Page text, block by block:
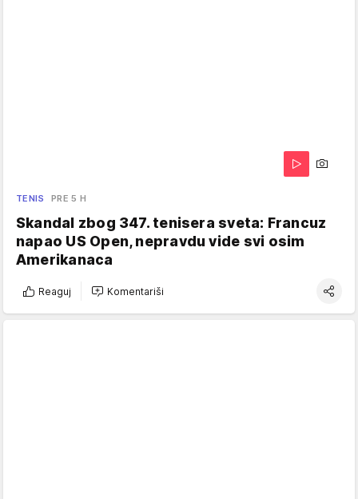
TENIS PRE 5 H
Skandal zbog 347. tenisera sveta: Francuz
napao US Open, nepravdu vide svi osim
Amerikanaca
Reaguj Komentariši